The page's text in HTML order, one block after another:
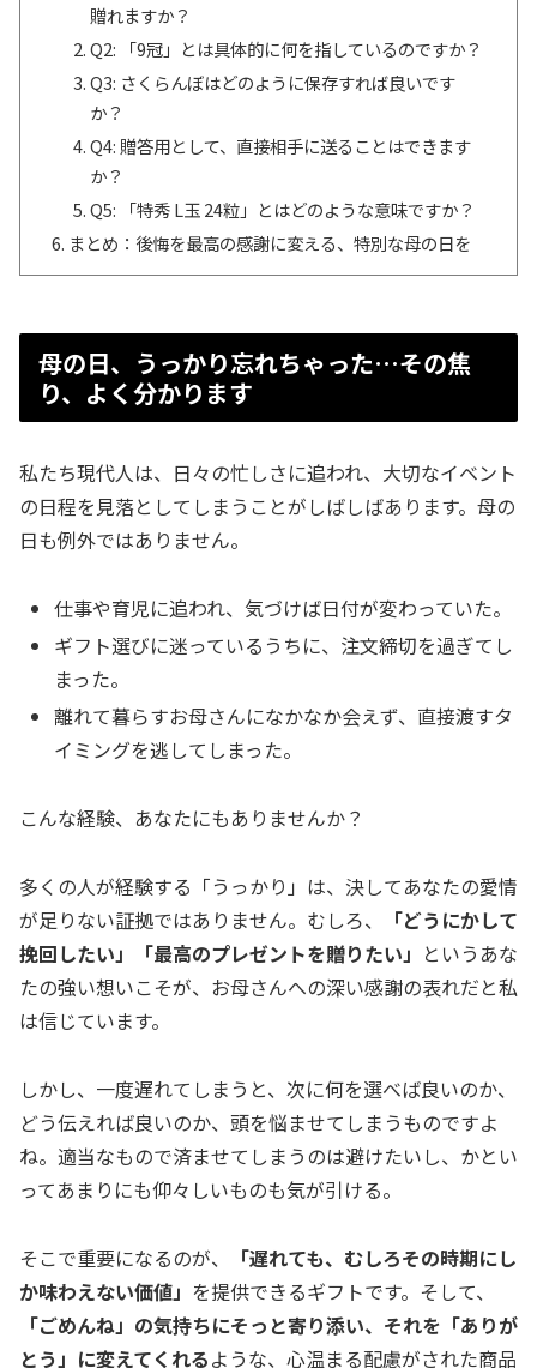
贈れますか？
Q2: 「9冠」とは具体的に何を指しているのですか？
Q3: さくらんぼはどのように保存すれば良いです
か？
Q4: 贈答用として、直接相手に送ることはできます
か？
Q5: 「特秀 L玉 24粒」とはどのような意味ですか？
まとめ：後悔を最高の感謝に変える、特別な母の日を
母の日、うっかり忘れちゃった…その焦
り、よく分かります
私たち現代人は、日々の忙しさに追われ、大切なイベント
の日程を見落としてしまうことがしばしばあります。母の
日も例外ではありません。
仕事や育児に追われ、気づけば日付が変わっていた。
ギフト選びに迷っているうちに、注文締切を過ぎてし
まった。
離れて暮らすお母さんになかなか会えず、直接渡すタ
イミングを逃してしまった。
こんな経験、あなたにもありませんか？
多くの人が経験する「うっかり」は、決してあなたの愛情
が足りない証拠ではありません。むしろ、
「どうにかして
挽回したい」「最高のプレゼントを贈りたい」 というあな
たの強い想いこそが、お母さんへの深い感謝の表れだと私
は信じています。
しかし、一度遅れてしまうと、次に何を選べば良いのか、
どう伝えれば良いのか、頭を悩ませてしまうものですよ
ね。適当なもので済ませてしまうのは避けたいし、かとい
ってあまりにも仰々しいものも気が引ける。
そこで重要になるのが、
「遅れても、むしろその時期にし
か味わえない価値」 を提供できるギフトです。そして、
「ごめんね」の気持ちにそっと寄り添い、それを「ありが
とう」に変えてくれるような、心温まる配慮がされた商品